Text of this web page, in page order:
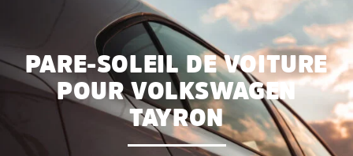
PARE-SOLEIL DE VOITURE
POUR VOLKSWAGEN
TAYRON